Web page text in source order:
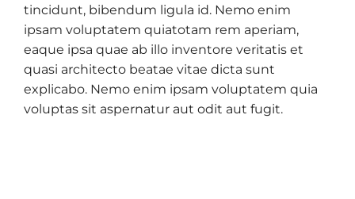
tincidunt, bibendum ligula id. Nemo enim
ipsam voluptatem quiatotam rem aperiam,
eaque ipsa quae ab illo inventore veritatis et
quasi architecto beatae vitae dicta sunt
explicabo. Nemo enim ipsam voluptatem quia
voluptas sit aspernatur aut odit aut fugit.